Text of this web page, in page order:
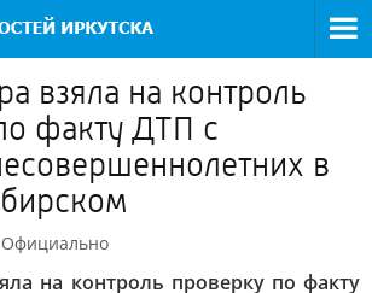
взяла на контроль
факту ДТП с
в
Официально
на контроль проверку по факту